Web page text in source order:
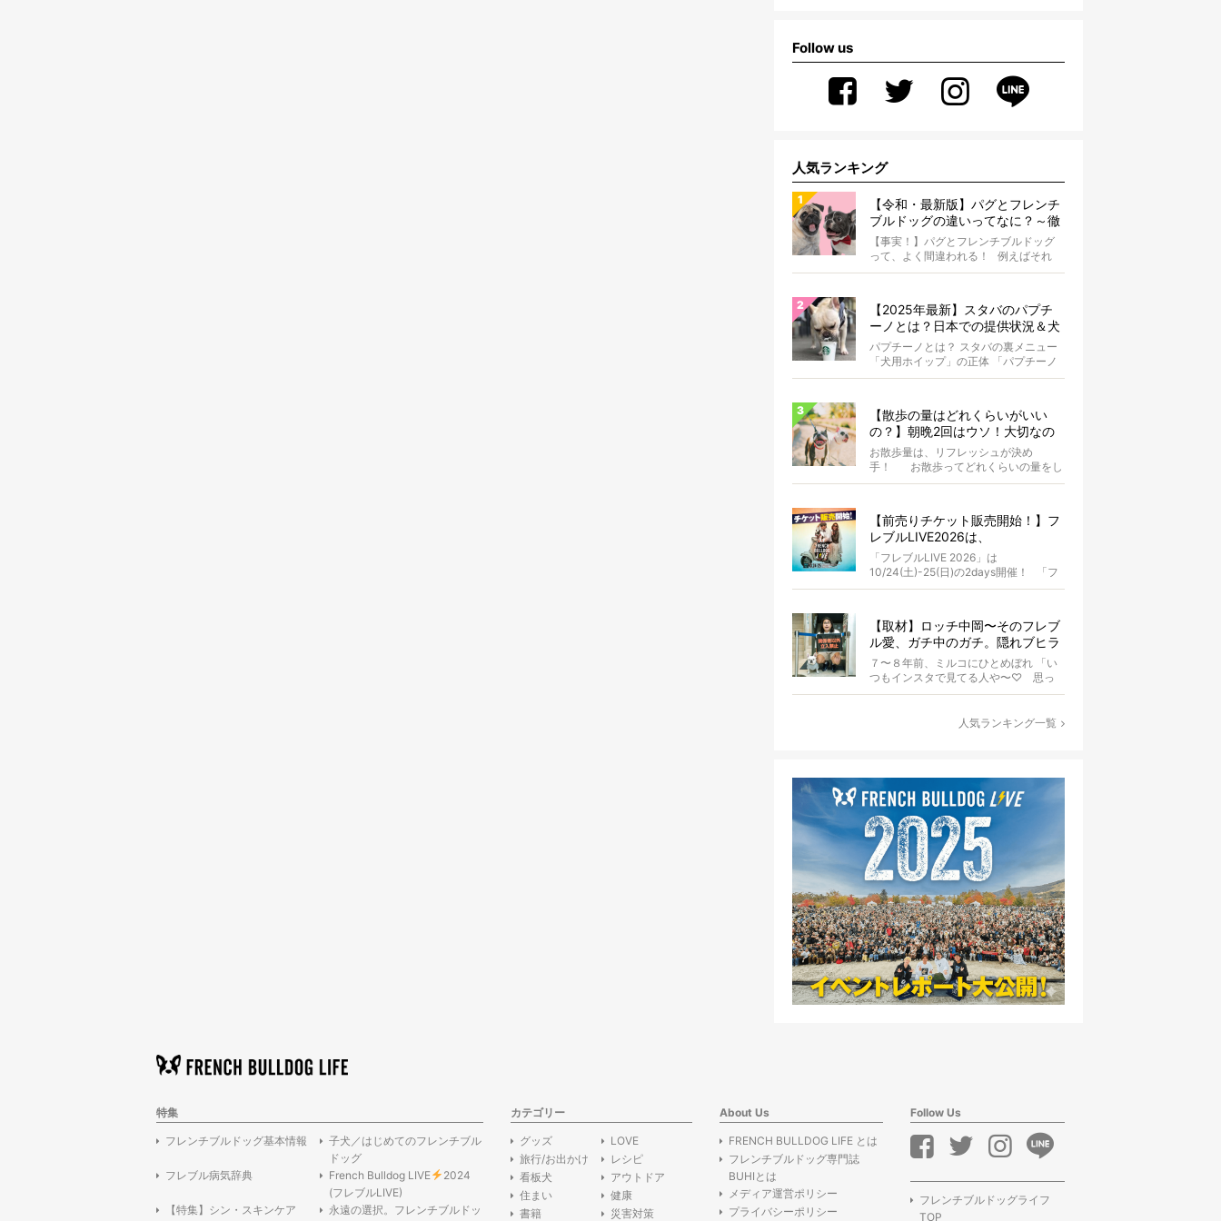
Follow us
人気ランキング
【令和・最新版】パグとフレンチ
ブルドッグの違いってなに？～徹
底解説～
【事実！】パグとフレンチブルドッグ
って、よく間違われる！ 例えばそれ
は、愛ブヒとのお散歩中。 &...
【2025年最新】スタバのパプチ
ーノとは？日本での提供状況＆犬
同伴OK店舗一覧も紹介！
パプチーノとは？ スタバの裏メニュー
「犬用ホイップ」の正体 「パプチーノ
（Puppuccino）」とは、紙コッ...
【散歩の量はどれくらいがいい
の？】朝晩2回はウソ！大切なの
は運動量より「リフレッシュ」〜
お散歩にまつわる疑問FAQつき〜
お散歩量は、リフレッシュが決め
手！ お散歩ってどれくらいの量をし
たらいいのか迷いませんか？ よ...
【前売りチケット販売開始！】フ
レブルLIVE2026は、
10/24(土)-25(日)開催！フレブル
だらけのキャンプ・前夜祭・バス
プランも新登場!?
「フレブルLIVE 2026」は
10/24(土)-25(日)の2days開催！ 「フ
レブルLIV...
【取材】ロッチ中岡〜そのフレブ
ル愛、ガチ中のガチ。隠れブヒラ
バーが語る、細かすぎる魅力と
は〜【前編】
７〜８年前、ミルコにひとめぼれ 「い
つもインスタで見てる人や〜♡ 思っ
てたより小さいなー」nicoを見た瞬
人気ランキング一覧
特集
フレンチブルドッグ基本情報
子犬／はじめてのフレンチブル
ドッグ
フレブル病気辞典
French Bulldog LIVE
2024
(フレブルLIVE)
【特集】シン・スキンケア
永遠の選択。フレンチブルドッ
カテゴリー
グッズ
LOVE
旅行/お出かけ
レシピ
看板犬
アウトドア
住まい
健康
書籍
災害対策
About Us
FRENCH BULLDOG LIFE とは
フレンチブルドッグ専門誌
BUHIとは
メディア運営ポリシー
プライバシーポリシー
Follow Us
フレンチブルドッグライフ
TOP